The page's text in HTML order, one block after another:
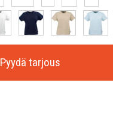
Pyydä tarjous